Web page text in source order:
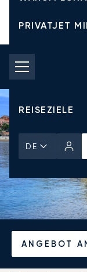
PRIVATJET
PRIVATJETS
REISEZIELE
DE
ANGEBOT